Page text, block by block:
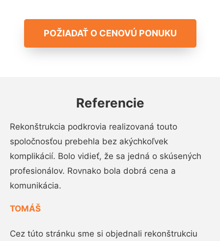
POŽIADAŤ O CENOVÚ PONUKU
Referencie
Rekonštrukcia podkrovia realizovaná touto
spoločnosťou prebehla bez akýchkoľvek
komplikácií. Bolo vidieť, že sa jedná o skúsených
profesionálov. Rovnako bola dobrá cena a
komunikácia.
TOMÁŠ
Cez túto stránku sme si objednali rekonštrukciu